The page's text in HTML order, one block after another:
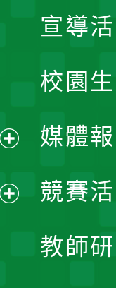
宣導
校園
媒體
競賽
教師
開